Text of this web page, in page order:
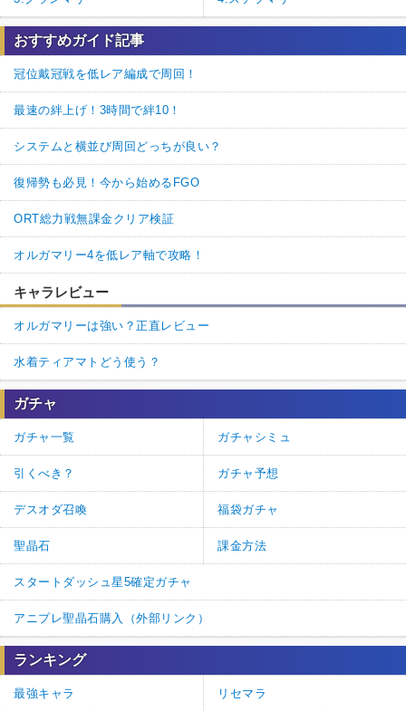
おすすめガイド記事
冠位戴冠戦を低レア編成で周回！
最速の絆上げ！3時間で絆10！
システムと横並び周回どっちが良い？
復帰勢も必見！今から始めるFGO
ORT総力戦無課金クリア検証
オルガマリー4を低レア軸で攻略！
キャラレビュー
オルガマリーは強い？正直レビュー
水着ティアマトどう使う？
ガチャ
ガチャ一覧 ガチャシミュ
引くべき？ ガチャ予想
デスオダ召喚 福袋ガチャ
聖晶石 課金方法
スタートダッシュ星5確定ガチャ
アニプレ聖晶石購入（外部リンク）
ランキング
最強キャラ リセマラ